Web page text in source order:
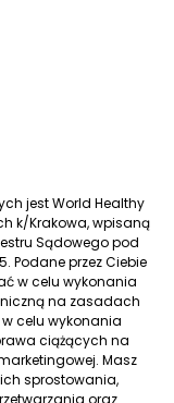
jest World Healthy
k/Krakowa, wpisaną
Sądowego pod
Podane przez Ciebie
w celu wykonania
na zasadach
celu wykonania
ciążących na
Masz
sprostowania,
oraz